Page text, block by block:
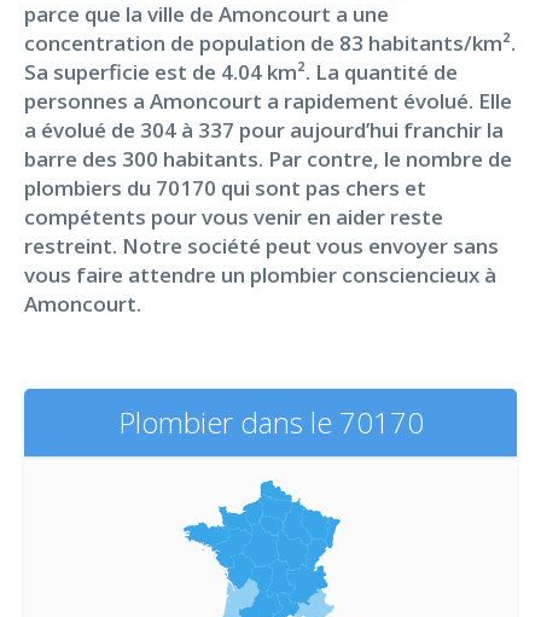
parce que la ville de Amoncourt a une
concentration de population de 83 habitants/km².
Sa superficie est de 4.04 km². La quantité de
personnes a Amoncourt a rapidement évolué. Elle
a évolué de 304 à 337 pour aujourd’hui franchir la
barre des 300 habitants. Par contre, le nombre de
plombiers du 70170 qui sont pas chers et
compétents pour vous venir en aider reste
restreint. Notre société peut vous envoyer sans
vous faire attendre un plombier consciencieux à
Amoncourt.
Plombier dans le 70170